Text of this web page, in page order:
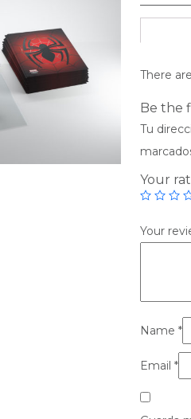
There
Be the
Tu
Your
Your
Name *
Email *